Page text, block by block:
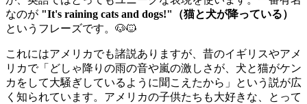
なのが "It's raining cats and dogs!"（猫と犬が降っている）
というフレーズです。🐶🐱
これにはアメリカでも諸説ありますが、昔のイギリスやアメ
リカで「どしゃ降りの雨の音や嵐の激しさが、犬と猫がケン
カをして大騒ぎしているように聞こえたから」という説が広
く知られています。アメリカの子供たちも大好きな、とって